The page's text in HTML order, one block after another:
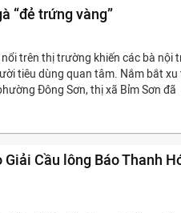
“đẻ trứng vàng”
trên thị trường khiến các bà nội
tiêu dùng quan tâm. Nắm bắt xu
Đông Sơn, thị xã Bỉm Sơn đã
Cầu lông Báo Thanh